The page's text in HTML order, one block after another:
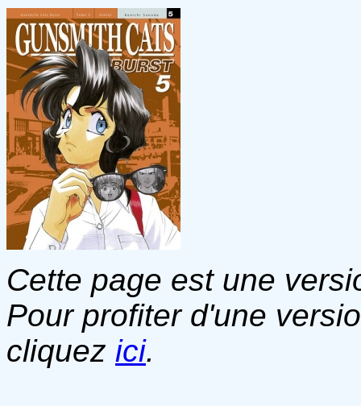
Cette page est une
Pour profiter d'une
cliquez ici.